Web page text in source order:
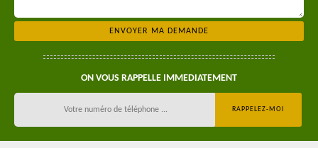
ON VOUS RAPPELLE IMMEDIATEMENT